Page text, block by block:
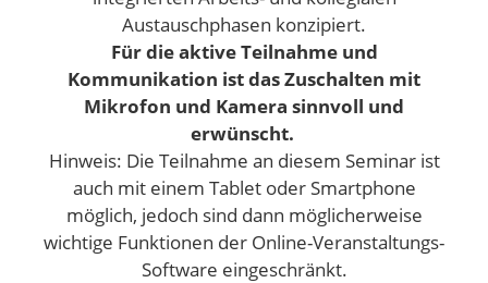
Austauschphasen konzipiert.
Für die aktive Teilnahme und
Kommunikation ist das Zuschalten mit
Mikrofon und Kamera sinnvoll und
erwünscht.
Hinweis: Die Teilnahme an diesem Seminar ist
auch mit einem Tablet oder Smartphone
möglich, jedoch sind dann möglicherweise
wichtige Funktionen der Online-Veranstaltungs-
Software eingeschränkt.